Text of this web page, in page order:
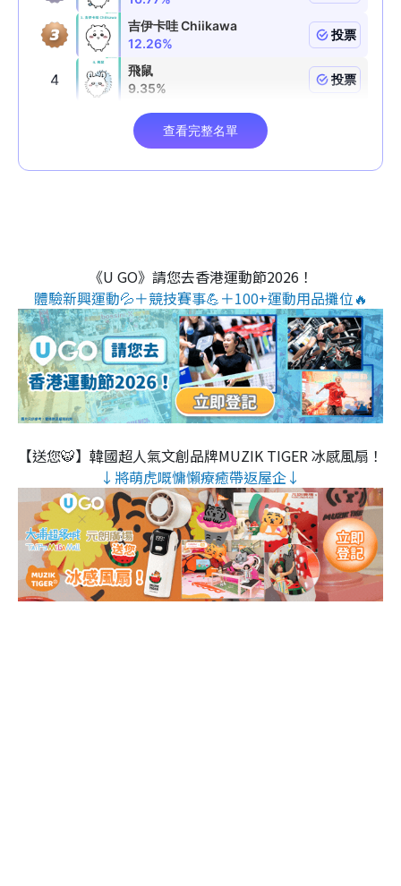
《U GO》請您去香港運動節2026！
體驗新興運動💦＋競技賽事💪＋100+運動用品攤位🔥
【送您🐯】韓國超人氣文創品牌MUZIK TIGER 冰感風扇！
↓將萌虎嘅慵懶療癒帶返屋企↓